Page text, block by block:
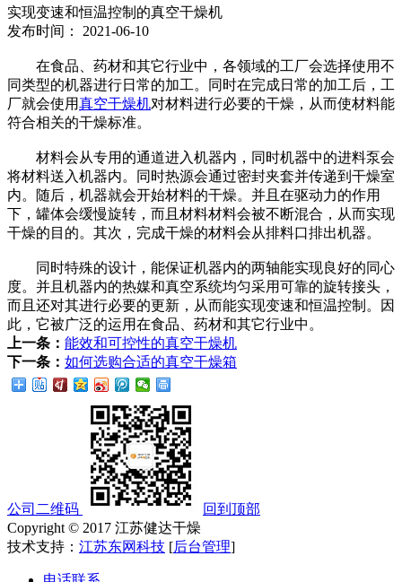
实现变速和恒温控制的真空干燥机
发布时间： 2021-06-10
在食品、药材和其它行业中，各领域的工厂会选择使用不
同类型的机器进行日常的加工。同时在完成日常的加工后，工
厂就会使用真空干燥机对材料进行必要的干燥，从而使材料能
符合相关的干燥标准。
材料会从专用的通道进入机器内，同时机器中的进料泵会
将材料送入机器内。同时热源会通过密封夹套并传递到干燥室
内。随后，机器就会开始材料的干燥。并且在驱动力的作用
下，罐体会缓慢旋转，而且材料材料会被不断混合，从而实现
干燥的目的。其次，完成干燥的材料会从排料口排出机器。
同时特殊的设计，能保证机器内的两轴能实现良好的同心
度。并且机器内的热媒和真空系统均匀采用可靠的旋转接头，
而且还对其进行必要的更新，从而能实现变速和恒温控制。因
此，它被广泛的运用在食品、药材和其它行业中。
上一条： 能效和可控性的真空干燥机
下一条： 如何选购合适的真空干燥箱
公司二维码
回到顶部
Copyright © 2017 江苏健达干燥
技术支持： 江苏东网科技 [后台管理]